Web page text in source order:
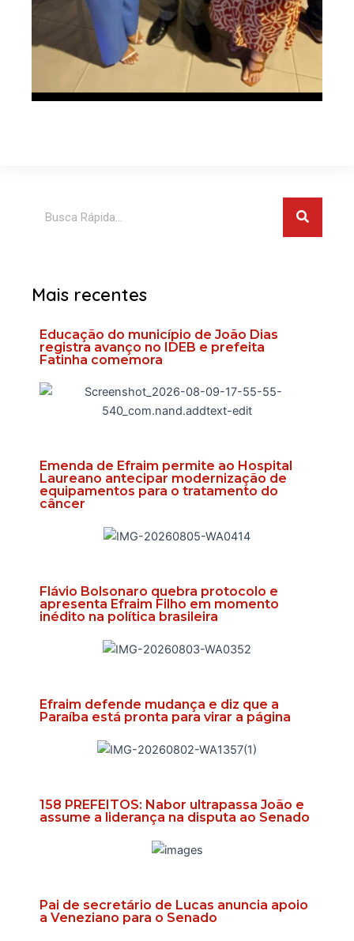
Mais recentes
Educação do município de João Dias
registra avanço no IDEB e prefeita
Fatinha comemora
Emenda de Efraim permite ao Hospital
Laureano antecipar modernização de
equipamentos para o tratamento do
câncer
Flávio Bolsonaro quebra protocolo e
apresenta Efraim Filho em momento
inédito na política brasileira
Efraim defende mudança e diz que a
Paraíba está pronta para virar a página
158 PREFEITOS: Nabor ultrapassa João e
assume a liderança na disputa ao Senado
Pai de secretário de Lucas anuncia apoio
a Veneziano para o Senado